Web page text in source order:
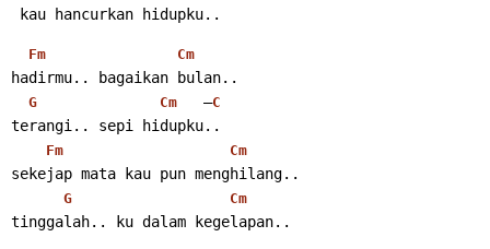
kau hancurkan hidupku..
Fm Cm
hadirmu.. bagaikan bulan..
G Cm
   –
C
terangi.. sepi hidupku..
Fm Cm
sekejap mata kau pun menghilang..
G Cm
tinggalah.. ku dalam kegelapan..